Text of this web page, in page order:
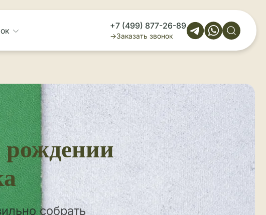
+7 (499) 877-26-89
Заказать звонок
рождении
собрать